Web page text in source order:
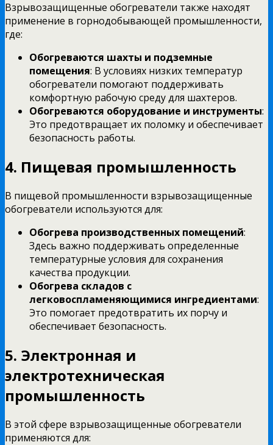
Взрывозащищенные обогреватели также находят
применение в горнодобывающей промышленности,
где:
Обогреваются шахты и подземные
помещения: В условиях низких температур
обогреватели помогают поддерживать
комфортную рабочую среду для шахтеров.
Обогреваются оборудование и инструменты:
Это предотвращает их поломку и обеспечивает
безопасность работы.
4. Пищевая промышленность
В пищевой промышленности взрывозащищенные
обогреватели используются для:
Обогрева производственных помещений:
Здесь важно поддерживать определенные
температурные условия для сохранения
качества продукции.
Обогрева складов с
легковоспламеняющимися ингредиентами:
Это помогает предотвратить их порчу и
обеспечивает безопасность.
5. Электронная и
электротехническая
промышленность
В этой сфере взрывозащищенные обогреватели
применяются для: